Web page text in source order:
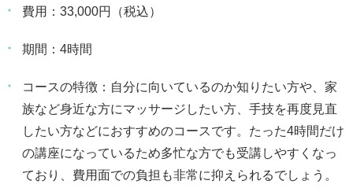
費用：33,000円（税込）
期間：4時間
コースの特徴：自分に向いているのか知りたい方や、家
族など身近な方にマッサージしたい方、手技を再度見直
したい方などにおすすめのコースです。たった4時間だけ
の講座になっているため多忙な方でも受講しやすくなっ
ており、費用面での負担も非常に抑えられるでしょう。